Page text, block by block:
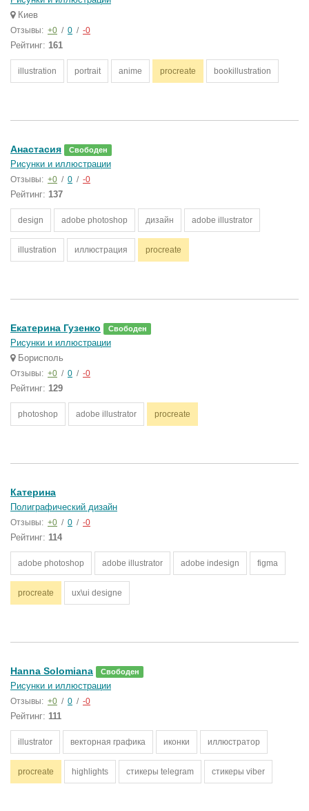
Киев
Отзывы: +0 / 0 / -0
Рейтинг: 161
illustration portrait anime procreate bookillustration
Анастасия Свободен
Рисунки и иллюстрации
Отзывы: +0 / 0 / -0
Рейтинг: 137
design adobe photoshop дизайн adobe illustrator
illustration иллюстрация procreate
Екатерина Гузенко Свободен
Рисунки и иллюстрации
Борисполь
Отзывы: +0 / 0 / -0
Рейтинг: 129
photoshop adobe illustrator procreate
Катерина
Полиграфический дизайн
Отзывы: +0 / 0 / -0
Рейтинг: 114
adobe photoshop adobe illustrator adobe indesign figma
procreate ux\ui designe
Hanna Solomiana Свободен
Рисунки и иллюстрации
Отзывы: +0 / 0 / -0
Рейтинг: 111
illustrator векторная графика иконки иллюстратор
procreate highlights стикеры telegram стикеры viber